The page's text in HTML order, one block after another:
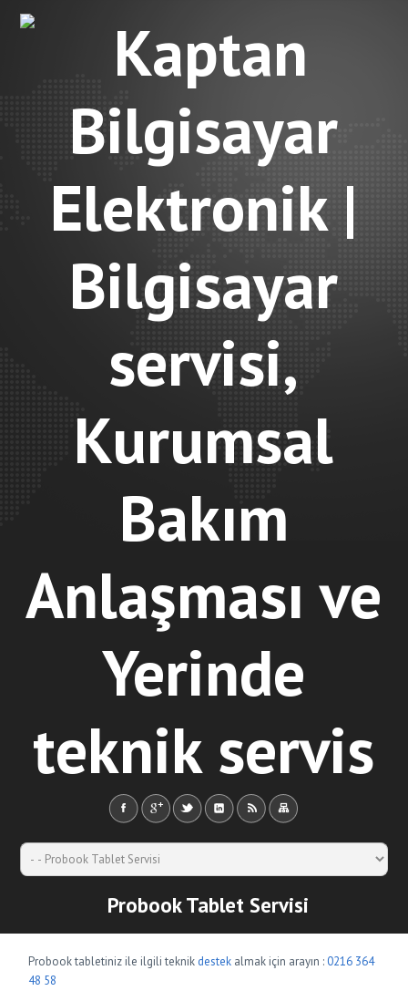
Probook Tablet Servisi
Probook tabletiniz ile ilgili teknik destek almak için arayın : 0216 364
48 58